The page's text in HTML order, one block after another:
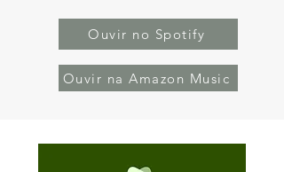
Ouvir no Spotify
Ouvir na Amazon Music